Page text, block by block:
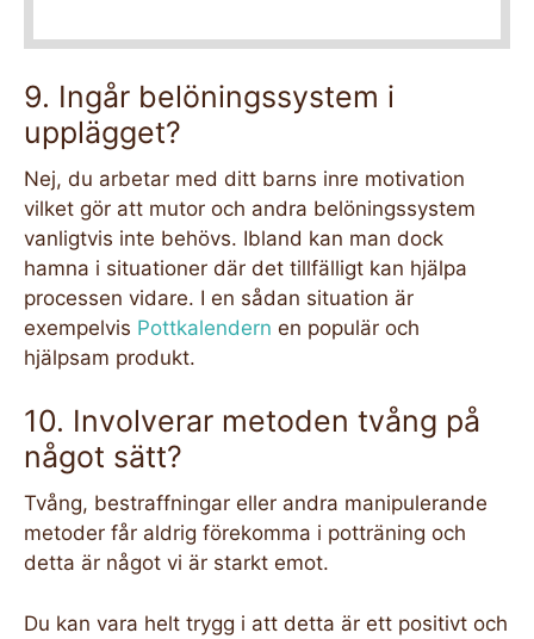
9. Ingår belöningssystem i
upplägget?
Nej, du arbetar med ditt barns inre motivation
vilket gör att mutor och andra belöningssystem
vanligtvis inte behövs. Ibland kan man dock
hamna i situationer där det tillfälligt kan hjälpa
processen vidare. I en sådan situation är
exempelvis Pottkalendern en populär och
hjälpsam produkt.
10. Involverar metoden tvång på
något sätt?
Tvång, bestraffningar eller andra manipulerande
metoder får aldrig förekomma i potträning och
detta är något vi är starkt emot.
Du kan vara helt trygg i att detta är ett positivt och